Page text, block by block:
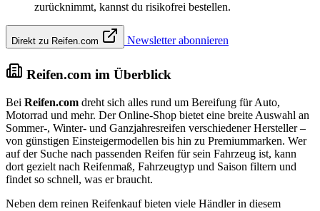
zurücknimmt, kannst du risikofrei bestellen.
Direkt zu Reifen.com Newsletter abonnieren
Reifen.com im Überblick
Bei Reifen.com dreht sich alles rund um Bereifung für Auto,
Motorrad und mehr. Der Online-Shop bietet eine breite Auswahl an
Sommer-, Winter- und Ganzjahresreifen verschiedener Hersteller –
von günstigen Einsteigermodellen bis hin zu Premiummarken. Wer
auf der Suche nach passenden Reifen für sein Fahrzeug ist, kann
dort gezielt nach Reifenmaß, Fahrzeugtyp und Saison filtern und
findet so schnell, was er braucht.
Neben dem reinen Reifenkauf bieten viele Händler in diesem